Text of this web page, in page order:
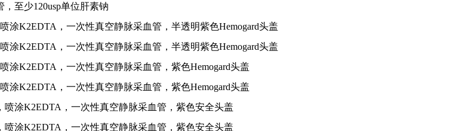
，至少120usp单位肝素钠
涂K2EDTA，一次性真空静脉采血管，半透明紫色Hemogard头盖
涂K2EDTA，一次性真空静脉采血管，半透明紫色Hemogard头盖
涂K2EDTA，一次性真空静脉采血管，紫色Hemogard头盖
涂K2EDTA，一次性真空静脉采血管，紫色Hemogard头盖
喷涂K2EDTA，一次性真空静脉采血管，紫色安全头盖
喷涂K2EDTA，一次性真空静脉采血管，紫色安全头盖